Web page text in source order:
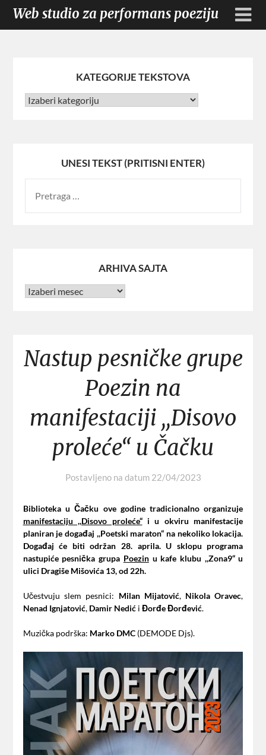
Web studio za performans poeziju
KATEGORIJE TEKSTOVA
UNESI TEKST (PRITISNI ENTER)
ARHIVA SAJTA
Nastup pesničke grupe
Poezin na
manifestaciji ,,Disovo
proleće“ u Čačku
Postavljeno na datum 22/04/2023
Biblioteka u Čačku ove godine tradicionalno organizuje
manifestaciju ,,Disovo proleće“i u okviru manifestacije
planiran je događaj ,,Poetski maraton“ na nekoliko lokacija.
Događaj će biti održan 28. aprila. U sklopu programa
nastupiće pesnička grupa Poezinu kafe klubu ,,Zona9“ u
ulici Dragiše Mišovića 13, od 22h.
Učestvuju slem pesnici: Milan Mijatović, Nikola Oravec,
Nenad Ignjatović, Damir Nedići Đorđe Đorđević.
Muzička podrška: Marko DMC(DEMODE Djs).